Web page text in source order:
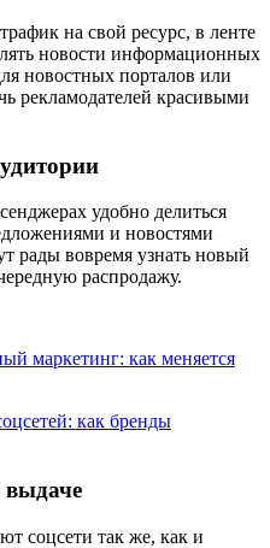
на свой ресурс, в ленте
новости информационных
новостных порталов или
рекламодателей красивыми
удобно делиться
и новостями
рады вовремя узнать новый
распродажу.
маркетинг: как меняется
как бренды
выдаче
соцсети так же, как и